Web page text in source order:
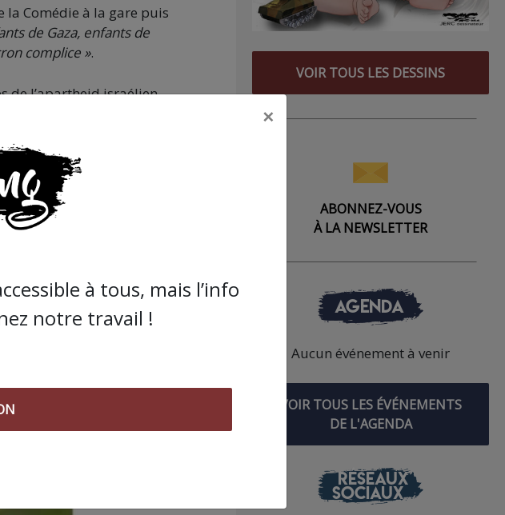
Comédie à la gare puis
de Gaza, enfants de
complice ».
de l’apartheid israélien
VOIR TOUS LES DESSINS
ABONNEZ-VOUS
À LA NEWSLETTER
AGENDA
Aucun événement à venir
VOIR TOUS LES ÉVÉNEMENTS
DE L'AGENDA
RÉSEAUX
SOCIAUX
×
à tous, mais l’info
notre travail !